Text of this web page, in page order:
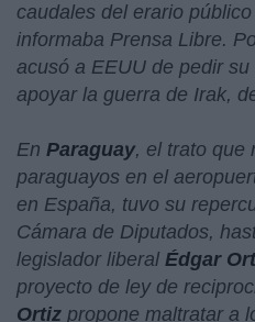
caudales del erario
informaba Prensa Libre.
acusó a EEUU de pedir
apoyar la guerra de Irak,
En Paraguay, el trato que
paraguayos en el
en España, tuvo su
Cámara de Diputados,
legislador liberal Édgar
proyecto de ley de
Ortiz propone maltratar a